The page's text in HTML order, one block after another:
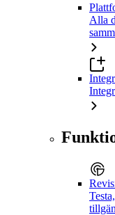
Alla